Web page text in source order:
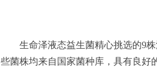
生命泽液态益生菌精心挑选的9
些菌株均来自国家菌种库，具有良好